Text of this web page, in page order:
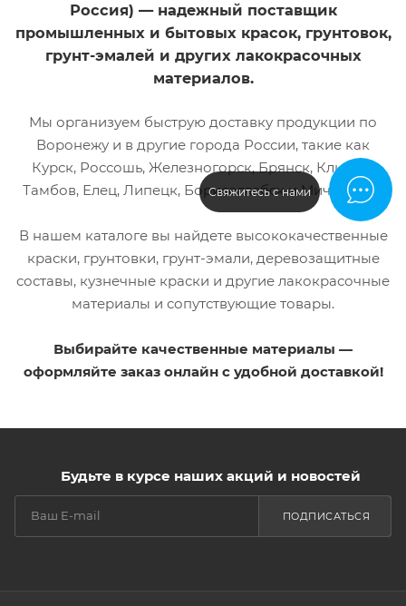
Свяжитесь с нами
Россия) — надежный поставщик
промышленных и бытовых красок, грунтовок,
грунт-эмалей и других лакокрасочных
материалов.
Мы организуем быструю доставку продукции по
Воронежу и в другие города России, такие как
Курск, Россошь, Железногорск, Брянск, Клинцы,
Тамбов, Елец, Липецк, Борисоглебск и Мичуринск.
В нашем каталоге вы найдете высококачественные
краски, грунтовки, грунт-эмали, деревозащитные
составы, кузнечные краски и другие лакокрасочные
материалы и сопутствующие товары.
Выбирайте качественные материалы —
оформляйте заказ онлайн с удобной доставкой!
Будьте в курсе наших акций и новостей
ПОДПИСАТЬСЯ